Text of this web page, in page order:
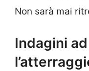
Non sarà mai
Indagini